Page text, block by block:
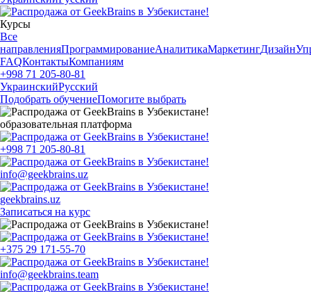
Курсы
Все
направленияПрограммированиеАналитикаМаркетингДизайн
FAQКонтактыКомпаниям
+998 71 205-80-81
УкраинскийРусский
Подобрать обучениеПомогите выбрать
образовательная платформа
+998 71 205-80-81
info@geekbrains.uz
geekbrains.uz
Записаться на курс
+375 29 171-55-70
info@geekbrains.team